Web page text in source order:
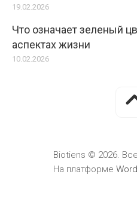
19.02.2026
Что означает зеленый
аспектах жизни
10.02.2026
Biotiens © 2026.
На платформе